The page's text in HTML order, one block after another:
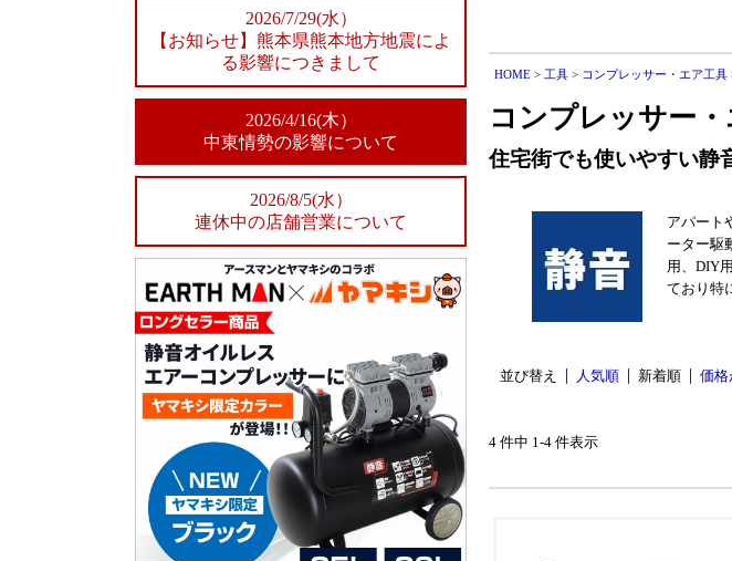
2026/7/29(水）
【お知らせ】熊本県熊本地方地震によ
る影響につきまして
2026/4/16(木）
中東情勢の影響について
2026/8/5(水）
連休中の店舗営業について
HOME > 工具 > コンプレッサー・エア工具
コンプレッサー
住宅街でも使いやすい静
アパート
ーター駆
用、DIY
ており特
並び替え 人気順 新着順 価格
4 件中 1-4 件表示